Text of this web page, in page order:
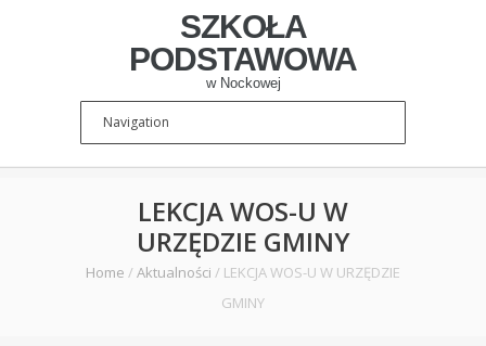
SZKOŁA
PODSTAWOWA
w Nockowej
LEKCJA WOS-U W
URZĘDZIE GMINY
Home / Aktualności / LEKCJA WOS-U W URZĘDZIE
GMINY